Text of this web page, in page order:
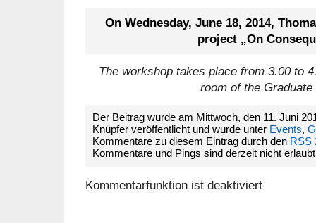
On Wednesday, June 18, 2014,
project „On
The workshop takes place from 3.00 to
room of the Graduate
Der Beitrag wurde am Mittwoch, den 11. Juni
Knüpfer veröffentlicht und wurde unter Events,
Kommentare zu diesem Eintrag durch den RSS
Kommentare und Pings sind derzeit nicht
Kommentarfunktion ist deaktiviert